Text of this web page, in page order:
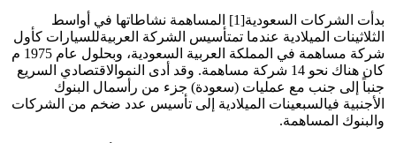
بدأت الشركات السعودية[1] المساهمة نشاطاتها في أواسط
الثلاثينات الميلادية عندما تمتأسيس الشركة العربيةللسيارات كأول
شركة مساهمة في المملكة العربية السعودية، وبحلول عام 1975 م
كان هناك نحو 14 شركة مساهمة. وقد أدى النموالاقتصادي السريع
جنباً إلى جنب مع عمليات (سعودة) جزء من رأسمال البنوك
الأجنبية فيالسبعينات الميلادية إلى تأسيس عدد ضخم من الشركات
والبنوك المساهمة.